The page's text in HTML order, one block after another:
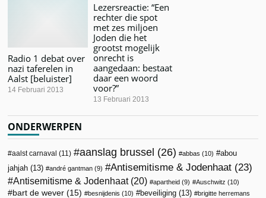
Radio 1 debat over
nazi taferelen in
Aalst [beluister]
14 Februari 2013
Lezersreactie: “Een
rechter die spot
met zes miljoen
Joden die het
grootst mogelijk
onrecht is
aangedaan: bestaat
daar een woord
voor?”
13 Februari 2013
ONDERWERPEN
aalst carnaval (11) aanslag brussel (26) abbas (10)
abou
jahjah (13) andré gantman (9) Antisemitisme & Jodenhaat (23)
Antisemitisme & Jodenhaat(20) apartheid (9) Auschwitz (10)
bart de wever (15) besnijdenis (10) beveiliging (13)
brigitte herremans